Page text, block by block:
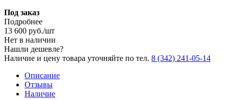
Под заказ
Подробнее
13 600 руб./шт
Нет в наличии
Нашли дешевле?
Наличие и цену товара уточняйте по тел. 8 (342) 241-05-14
Описание
Отзывы
Наличие